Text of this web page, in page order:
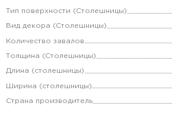
Тип поверхности (Столешницы)
Вид декора (Столешницы)
Количество завалов
Толщина (Столешницы)
Длина (столешницы)
Ширина (столешницы)
Страна производитель